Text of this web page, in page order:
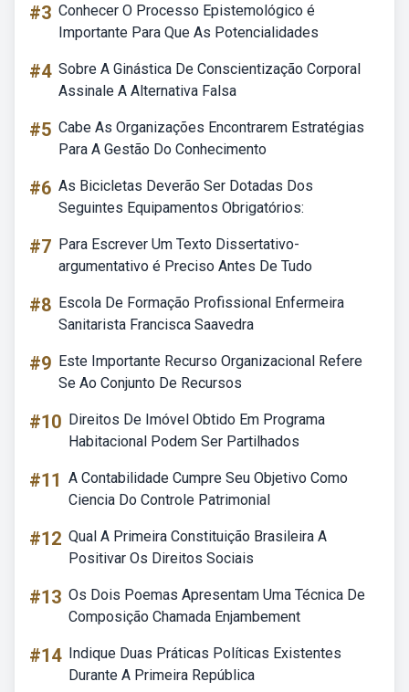
#3 Conhecer O Processo Epistemológico é
Importante Para Que As Potencialidades
#4 Sobre A Ginástica De Conscientização Corporal
Assinale A Alternativa Falsa
#5 Cabe As Organizações Encontrarem Estratégias
Para A Gestão Do Conhecimento
#6 As Bicicletas Deverão Ser Dotadas Dos
Seguintes Equipamentos Obrigatórios:
#7 Para Escrever Um Texto Dissertativo-
argumentativo é Preciso Antes De Tudo
#8 Escola De Formação Profissional Enfermeira
Sanitarista Francisca Saavedra
#9 Este Importante Recurso Organizacional Refere
Se Ao Conjunto De Recursos
#10 Direitos De Imóvel Obtido Em Programa
Habitacional Podem Ser Partilhados
#11 A Contabilidade Cumpre Seu Objetivo Como
Ciencia Do Controle Patrimonial
#12 Qual A Primeira Constituição Brasileira A
Positivar Os Direitos Sociais
#13 Os Dois Poemas Apresentam Uma Técnica De
Composição Chamada Enjambement
#14 Indique Duas Práticas Políticas Existentes
Durante A Primeira República